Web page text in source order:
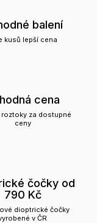
balení
kusů lepší cena
cena
roztoky za dostupné
ceny
čočky od
790 Kč
dioptrické čočky
v ČR